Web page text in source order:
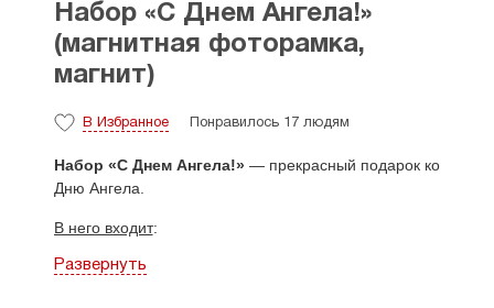
Набор «С Днем Ангела!»
(магнитная фоторамка,
магнит)
В Избранное Понравилось 17 людям
Набор «С Днем Ангела!» — прекрасный подарок ко
Дню Ангела.
В него входит:
магнитная фоторамка;
Развернуть